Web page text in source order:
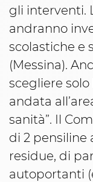
gli interventi.
andranno
scolastiche e
(Messina).
scegliere solo
andata
sanità”. Il
di 2 pensiline
residue, di
autoportanti